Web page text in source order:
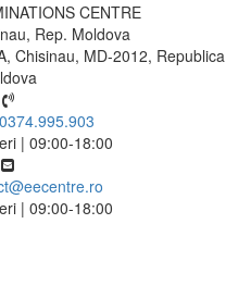
CENTRE
Rep. Moldova
Chisinau, MD-2012, Republica
| 09:00-18:00
| 09:00-18:00